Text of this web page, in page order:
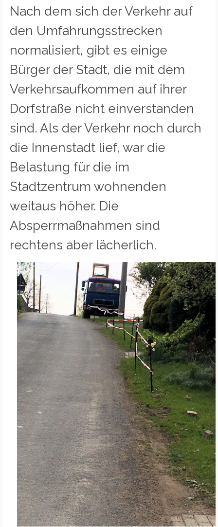
Nach dem sich der Verkehr auf
den Umfahrungsstrecken
normalisiert, gibt es einige
Bürger der Stadt, die mit dem
Verkehrsaufkommen auf ihrer
Dorfstraße nicht einverstanden
sind. Als der Verkehr noch durch
die Innenstadt lief, war die
Belastung für die im
Stadtzentrum wohnenden
weitaus höher. Die
Absperrmaßnahmen sind
rechtens aber lächerlich.